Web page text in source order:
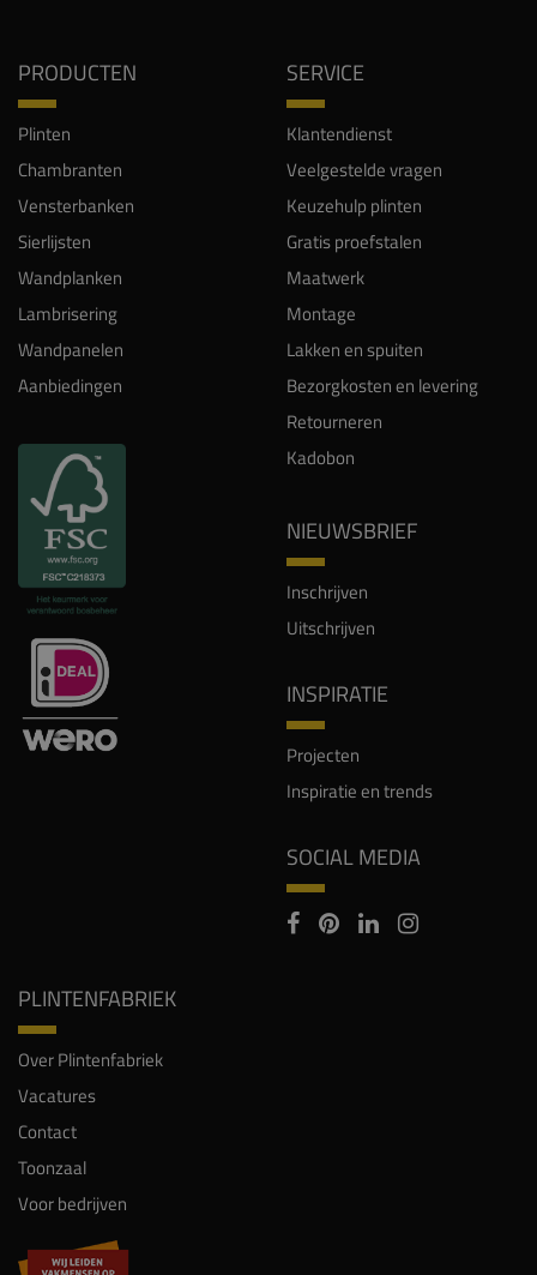
Chambranten
Vensterbanken
Wandpanelen
Aanbiedingen
Veelgestelde vragen
Keuzehulp plinten
Maatwerk
Lakken en spuiten
Retourneren
Uitschrijven
INSPIRATIE
Inspiratie en trends
SOCIAL MEDIA
Vacatures
Contact